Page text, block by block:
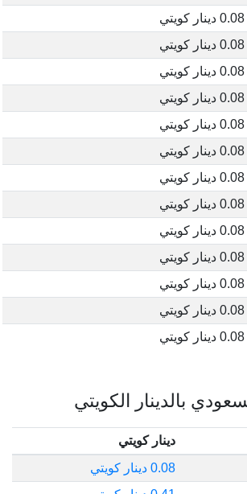
0.08 دينار كويتي
0.08 دينار كويتي
0.08 دينار كويتي
0.08 دينار كويتي
0.08 دينار كويتي
0.08 دينار كويتي
0.08 دينار كويتي
0.08 دينار كويتي
0.08 دينار كويتي
0.08 دينار كويتي
0.08 دينار كويتي
0.08 دينار كويتي
0.08 دينار كويتي
بالدينار الكويتي
دينار كويتي
0.08 دينار كويتي